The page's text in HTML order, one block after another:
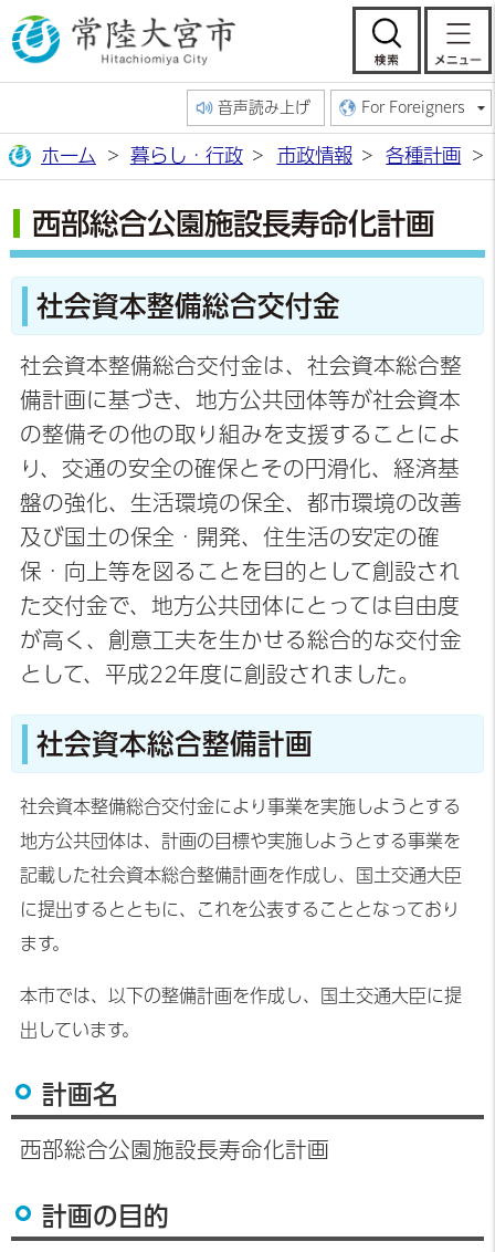
常陸大宮市公
検
音声読み上げ For Foreigners
ホーム 暮らし・行政 市政情報 各種計画
西部総合公園施設長寿命化計画
社会資本整備総合交付金
社会資本整備総合交付金は、社会資本総合整
備計画に基づき、地方公共団体等が社会資本
の整備その他の取り組みを支援することによ
り、交通の安全の確保とその円滑化、経済基
盤の強化、生活環境の保全、都市環境の改善
及び国土の保全・開発、住生活の安定の確
保・向上等を図ることを目的として創設され
た交付金で、地方公共団体にとっては自由度
が高く、創意工夫を生かせる総合的な交付金
として、平成22年度に創設されました。
社会資本総合整備計画
社会資本整備総合交付金により事業を実施しようとする
地方公共団体は、計画の目標や実施しようとする事業を
記載した社会資本総合整備計画を作成し、国土交通大臣
に提出するとともに、これを公表することとなっており
ます。
本市では、以下の整備計画を作成し、国土交通大臣に提
出しています。
計画名
西部総合公園施設長寿命化計画
計画の目的